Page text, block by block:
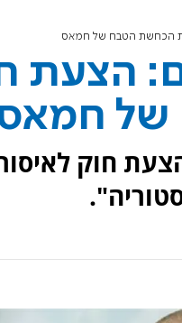
הכחשת הטבח של חמאס
הצעת
הצעת חוק